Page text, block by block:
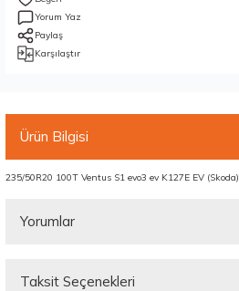
Yorum Yaz
Paylaş
Karşılaştır
Ürün Bilgisi
235/50R20 100T Ventus S1 evo3 ev K127E EV (Skoda)
Yorumlar
Taksit Seçenekleri